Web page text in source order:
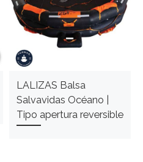
LALIZAS Balsa
Salvavidas Océano |
Tipo apertura reversible